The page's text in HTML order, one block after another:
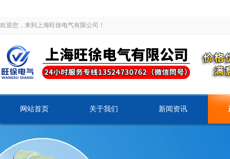
欢迎您，来到上海旺徐电气有限公司！
网站首页 关于我们 新闻资讯